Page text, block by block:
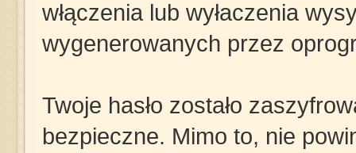
włączenia lub wyłaczenia
wygenerowanych przez
Twoje hasło zostało
bezpieczne. Mimo to, nie